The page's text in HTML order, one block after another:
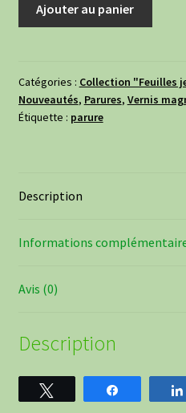
d'Erable
en
gold
laminé
Ajouter au panier
Catégories : Collection "Feuilles
Nouveautés, Parures, Vernis
Étiquette : parure
Description
Informations
Avis (0)
Description